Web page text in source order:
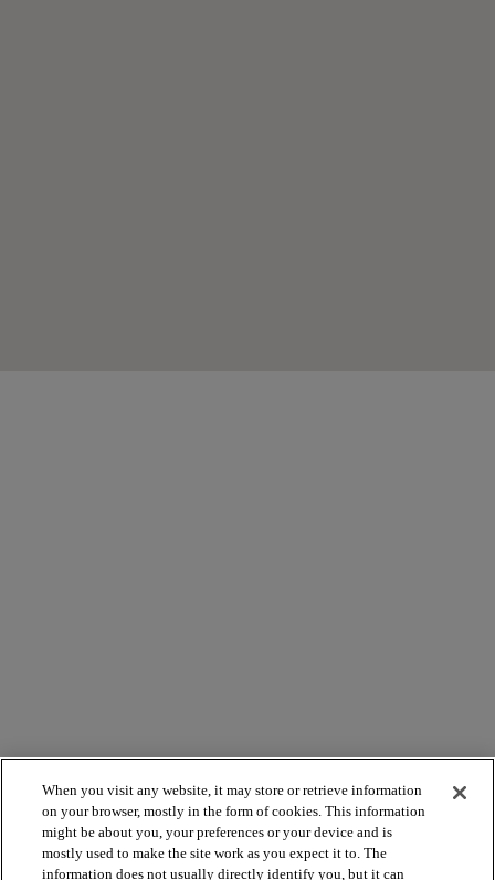
When you visit any website, it may store or retrieve information
on your browser, mostly in the form of cookies. This information
might be about you, your preferences or your device and is
mostly used to make the site work as you expect it to. The
information does not usually directly identify you, but it can